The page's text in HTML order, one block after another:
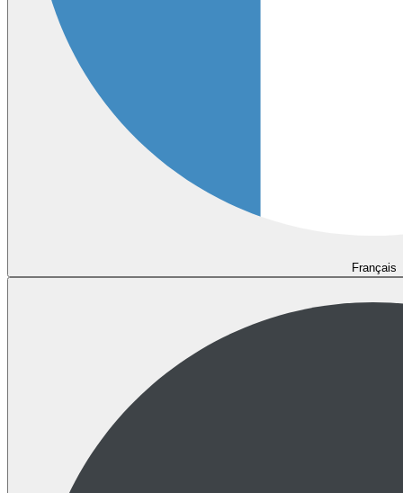
Français